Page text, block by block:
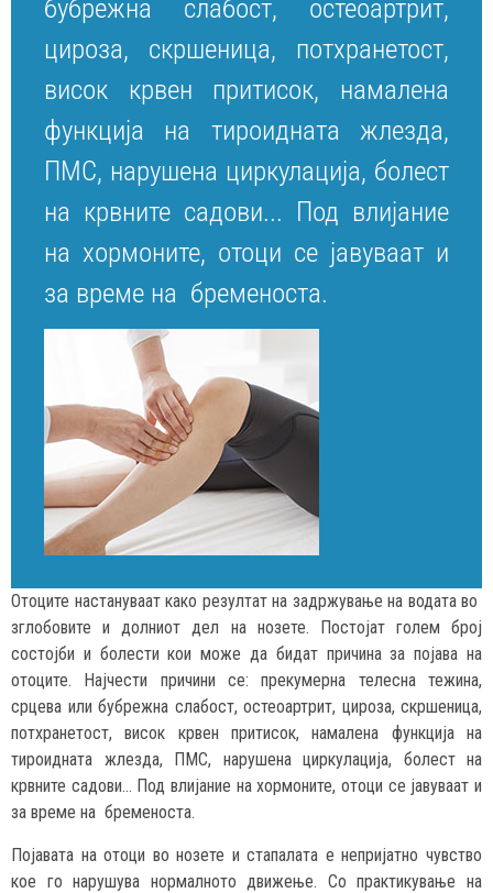
бубрежна слабост, остеоартрит,
цироза, скршеница, потхранетост,
висок крвен притисок, намалена
функција на тироидната жлезда,
ПМС, нарушена циркулација, болест
на крвните садови... Под влијание
на хормоните, отоци се јавуваат и
за време на бременоста.
Отоците настануваат како резултат на задржување на водата во
зглобовите и долниот дел на нозете. Постојат голем број
состојби и болести кои може да бидат причина за појава на
отоците. Најчести причини се: прекумерна телесна тежина,
срцева или бубрежна слабост, остеоартрит, цироза, скршеница,
потхранетост, висок крвен притисок, намалена функција на
тироидната жлезда, ПМС, нарушена циркулација, болест на
крвните садови… Под влијание на хормоните, отоци се јавуваат и
за време на бременоста.
Појавата на отоци во нозете и стапалата е непријатно чувство
кое го нарушува нормалното движење. Со практикување на